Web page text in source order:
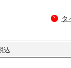
? タ
込